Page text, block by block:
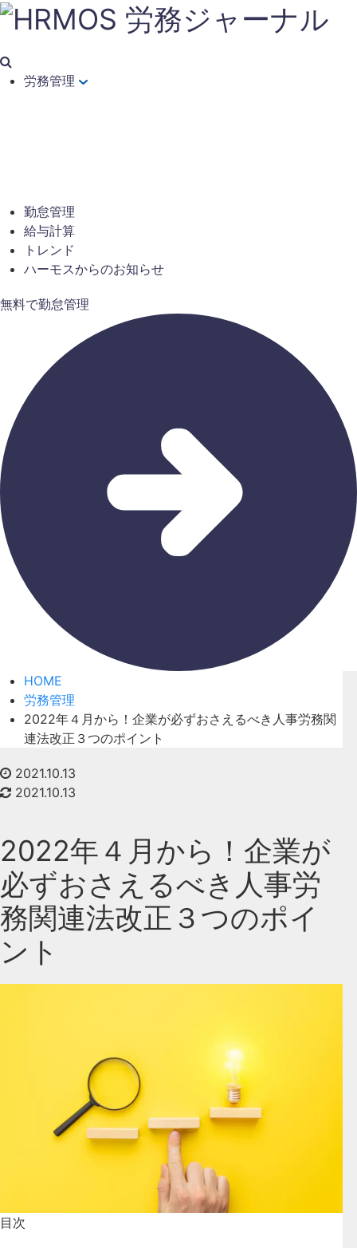
労務管理
勤怠管理
給与計算
トレンド
ハーモスからのお知らせ
無料で勤怠管理
HOME
労務管理
2022年４月から！企業が必ずおさえるべき人事労務関
連法改正３つのポイント
2021.10.13
2021.10.13
2022年４月から！企業が
必ずおさえるべき人事労
務関連法改正３つのポイ
ント
目次